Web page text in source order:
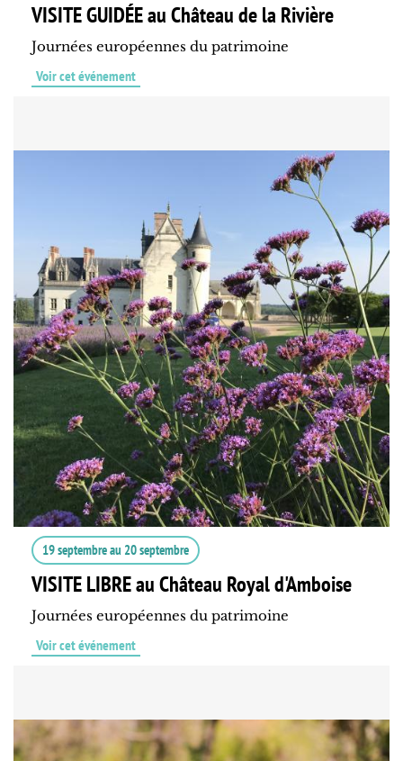
VISITE GUIDÉE au Château de la Rivière
Journées européennes du patrimoine
Voir cet événement
19 septembreau 20 septembre
VISITE LIBRE au Château Royal d'Amboise
Journées européennes du patrimoine
Voir cet événement